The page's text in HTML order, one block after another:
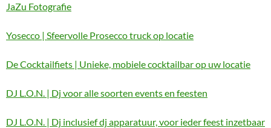
JaZu Fotografie
Yosecco | Sfeervolle Prosecco truck op locatie
De Cocktailfiets | Unieke, mobiele cocktailbar op uw locatie
DJ L.O.N. | Dj voor alle soorten events en feesten
DJ L.O.N. | Dj inclusief dj apparatuur, voor ieder feest inzetbaar